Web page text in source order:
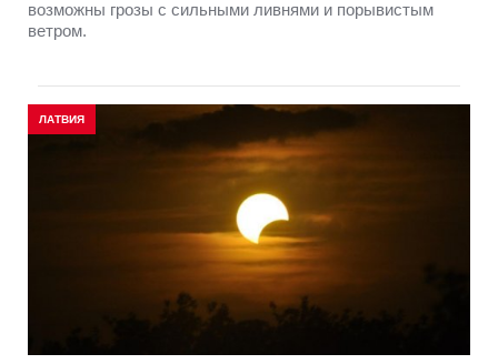
возможны грозы с сильными ливнями и порывистым
ветром.
ЛАТВИЯ